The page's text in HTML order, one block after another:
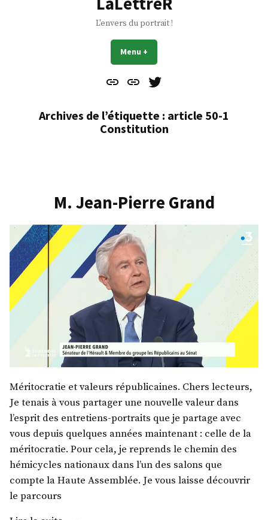
L'envers du portrait !
Menu +
Contact
À
Mes
Archives de l’étiquette : article 50-1
Constitution
M. Jean-Pierre Grand
Méritocratie et valeurs républicaines. Chers lecteurs,
Je tenais à vous partager une nouvelle valeur dans
l’esprit des entretiens-portraits que je partage avec
vous depuis quelques années maintenant : celle de la
méritocratie. Pour cela, je reprends le chemin des
hémicycles nationaux dans l’un des salons que
compte la Haute Assemblée. Je vous laisse découvrir
le parcours